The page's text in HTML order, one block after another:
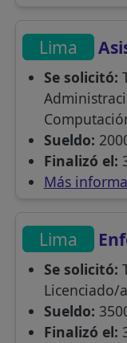
Lima
Se solicitó:
Sueldo:
Finalizó el:
Más
Lima
Se solicitó:
Licenciado/
Sueldo:
Finalizó el: